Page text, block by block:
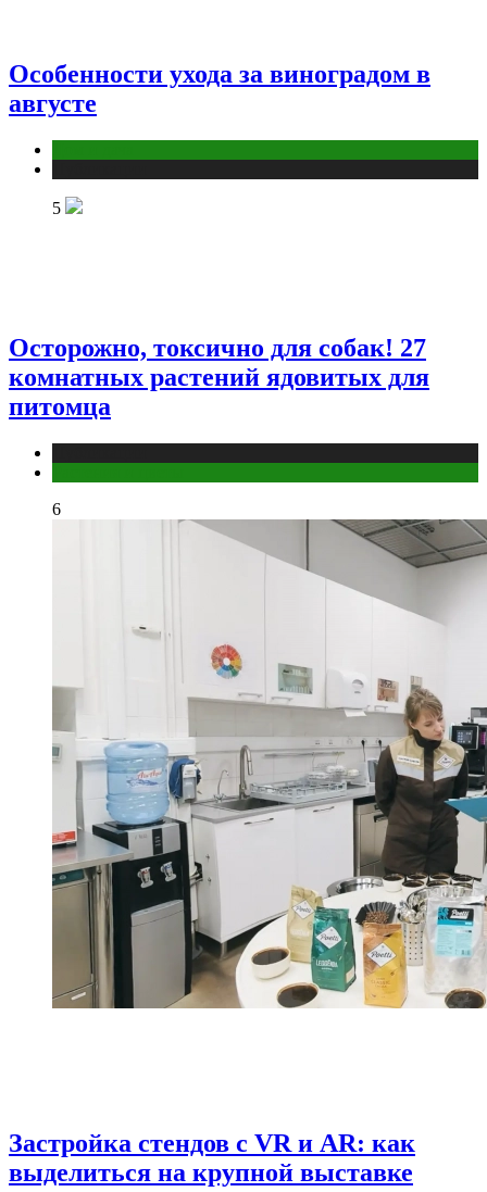
Особенности ухода за виноградом в
августе
5
Осторожно, токсично для собак! 27
комнатных растений ядовитых для
питомца
6
Застройка стендов с VR и AR: как
выделиться на крупной выставке